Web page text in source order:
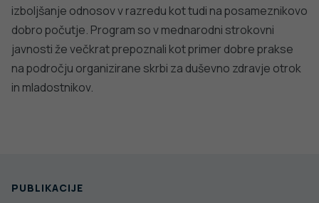
izboljšanje odnosov v razredu kot tudi na posameznikovo
dobro počutje. Program so v mednarodni strokovni
javnosti že večkrat prepoznali kot primer dobre prakse
na področju organizirane skrbi za duševno zdravje otrok
in mladostnikov.
PUBLIKACIJE